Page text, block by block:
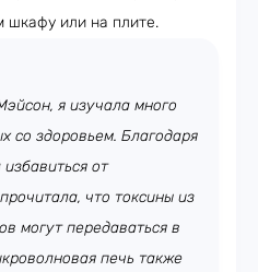
шкафу или на плите.
я изучала много
со здоровьем. Благодаря
от
что токсины из
могут передаваться в
печь также